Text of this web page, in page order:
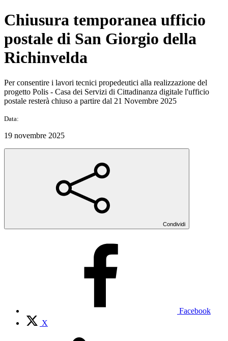
Chiusura temporanea ufficio
postale di San Giorgio della
Richinvelda
Per consentire i lavori tecnici propedeutici alla realizzazione del
progetto Polis - Casa dei Servizi di Cittadinanza digitale l'ufficio
postale resterà chiuso a partire dal 21 Novembre 2025
Data:
19 novembre 2025
Condividi
Facebook
X